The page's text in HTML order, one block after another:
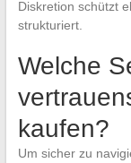
Diskretion schützt
strukturiert.
Welche
kaufen?
Um sicher zu